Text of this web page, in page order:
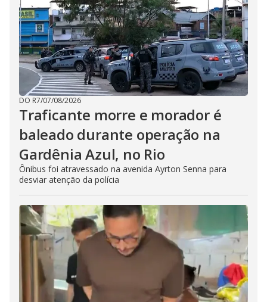
DO R7/07/08/2026
Traficante morre e morador é
baleado durante operação na
Gardênia Azul, no Rio
Ônibus foi atravessado na avenida Ayrton Senna para
desviar atenção da polícia